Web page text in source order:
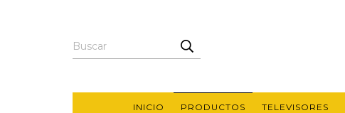
INICIO PRODUCTOS TELEVISORES